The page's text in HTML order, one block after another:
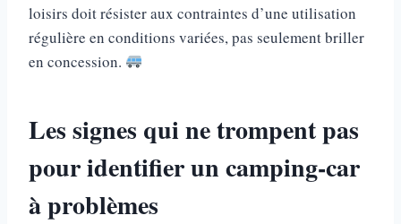
loisirs doit résister aux contraintes d’une utilisation
régulière en conditions variées, pas seulement briller
en concession.
Les signes qui ne trompent pas
pour identifier un camping-car
à problèmes